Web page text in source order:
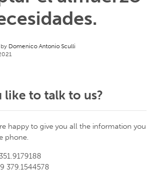
Domenico Antonio Sculli
like to talk to us?
happy to give you all the information you
phone.
379.1544578